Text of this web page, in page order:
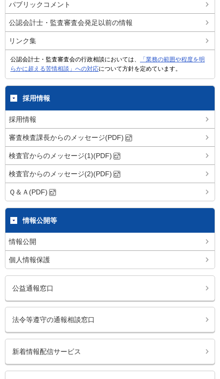
パブリックコメント
公認会計士・監査審査会発足以前の情報
リンク集
公認会計士・監査審査会の行政相談においては、
「業務の範囲や程度を明
らかに超える苦情相談」への対応について方針を定めています。
採用情報
採用情報
審査検査課長からのメッセージ(PDF)
検査官からのメッセージ(1)(PDF)
検査官からのメッセージ(2)(PDF)
Ｑ＆Ａ(PDF)
情報公開等
情報公開
個人情報保護
公益通報窓口
法令等遵守の通報相談窓口
新着情報配信サービス